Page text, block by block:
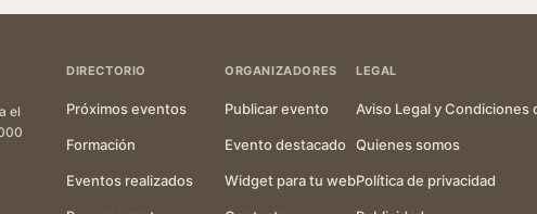
el
DIRECTORIO
Próximos eventos
Formación
Eventos realizados
ORGANIZADORES
Publicar evento
Evento destacado
Widget para tu web
LEGAL
Aviso Legal y Condiciones
Quienes somos
Política de privacidad